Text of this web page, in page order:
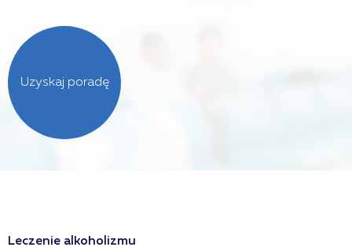
Uzyskaj poradę
Leczenie alkoholizmu